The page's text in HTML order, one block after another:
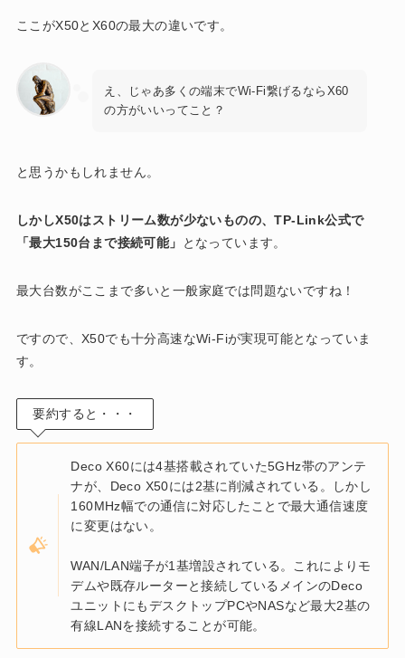
ここがX50とX60の最大の違いです。
え、じゃあ多くの端末でWi-Fi繋げるならX60
の方がいいってこと？
と思うかもしれません。
しかしX50はストリーム数が少ないものの、TP-Link公式で
「最大150台まで接続可能」
となっています。
最大台数がここまで多いと一般家庭では問題ないですね！
ですので、X50でも十分高速なWi-Fiが実現可能となっていま
す。
要約すると・・・
Deco X60には4基搭載されていた5GHz帯のアンテ
ナが、Deco X50には2基に削減されている。しかし
160MHz幅での通信に対応したことで最大通信速度
に変更はない。
WAN/LAN端子が1基増設されている。これによりモ
デムや既存ルーターと接続しているメインのDeco
ユニットにもデスクトップPCやNASなど最大2基の
有線LANを接続することが可能。